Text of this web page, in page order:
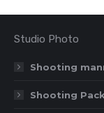
Studio Photo
Shooting
Shooting